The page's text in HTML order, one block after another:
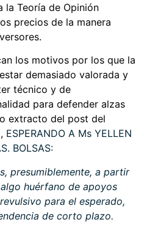
la Teoría de Opinión
precios de la manera
los motivos por los que la
demasiado valorada y
técnico y de
para defender alzas
extracto del post del
ESPERANDO A Ms YELLEN
BOLSAS:
presumiblemente, a partir
huérfano de apoyos
para el esperado,
de corto plazo.